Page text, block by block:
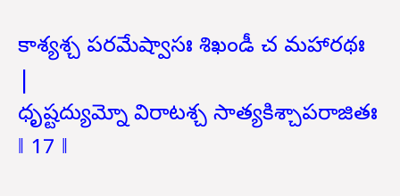
కాశ్యశ్చ పరమేష్వాసః శిఖండీ చ మహారథః
ధృష్టద్యుమ్నో విరాటశ్చ సాత్యకిశ్చాపరాజితః
‖ 17 ‖